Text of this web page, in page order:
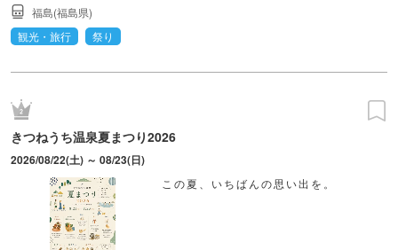
福島(福島県)
観光・旅行
祭り
きつねうち温泉夏まつり2026
2026/08/22(土) ～ 08/23(日)
この夏、いちばんの思い出を。